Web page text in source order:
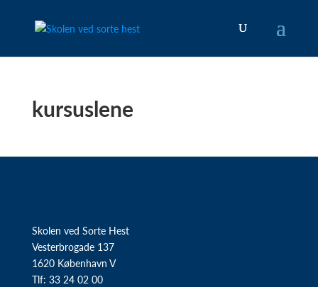
kursuslene
Skolen ved Sorte Hest
Vesterbrogade 137
1620 København V
Tlf: 33 24 02 00